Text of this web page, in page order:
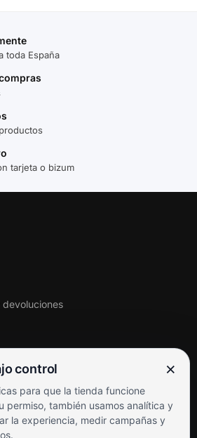
toda España
tarjeta o bizum
control ×
para que la tienda funcione
permiso, también usamos analítica y
la experiencia, medir campañas y